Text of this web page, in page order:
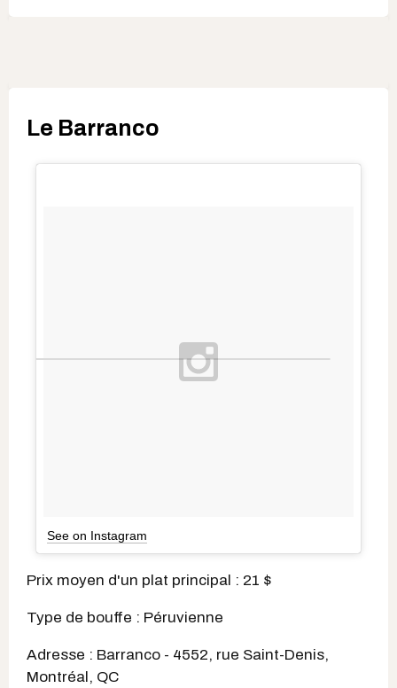
Le Barranco
See on Instagram
Prix moyen d'un plat principal : 21 $
Type de bouffe : Péruvienne
Adresse : Barranco - 4552, rue Saint-Denis,
Montréal, QC